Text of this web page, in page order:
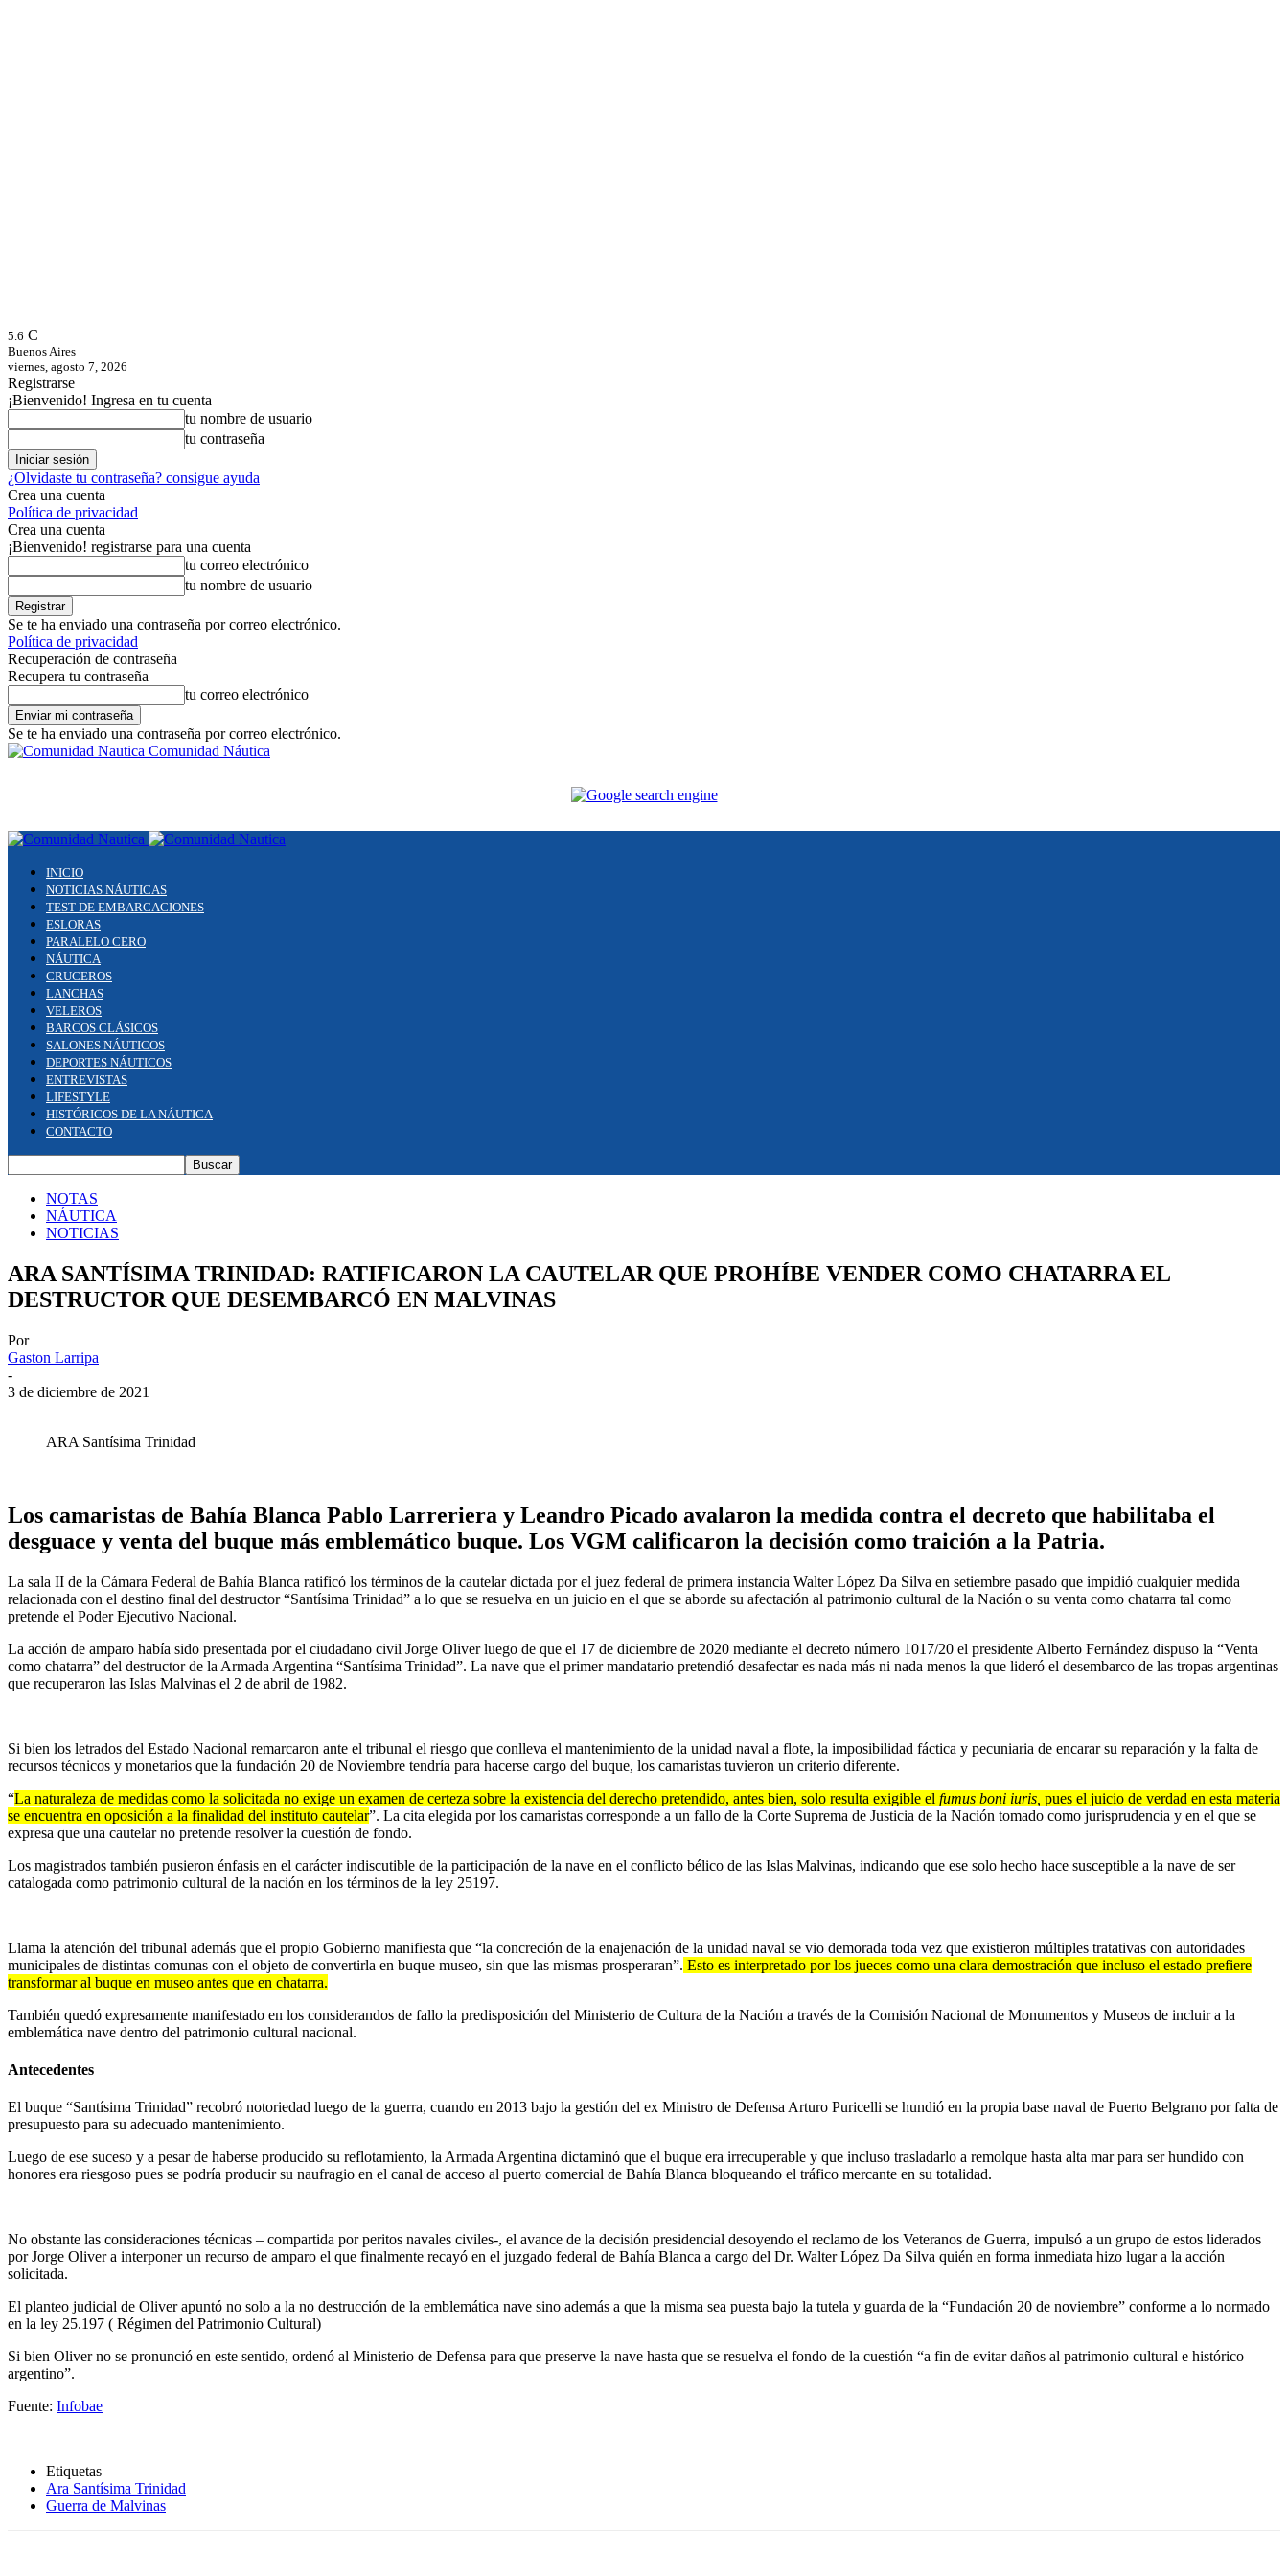
5.6 C
Buenos Aires
viernes, agosto 7, 2026
Registrarse
¡Bienvenido! Ingresa en tu cuenta
tu nombre de usuario
tu contraseña
¿Olvidaste tu contraseña? consigue ayuda
Crea una cuenta
Política de privacidad
Crea una cuenta
¡Bienvenido! registrarse para una cuenta
tu correo electrónico
tu nombre de usuario
Se te ha enviado una contraseña por correo electrónico.
Política de privacidad
Recuperación de contraseña
Recupera tu contraseña
tu correo electrónico
Se te ha enviado una contraseña por correo electrónico.
Comunidad Náutica
INICIO
NOTICIAS NÁUTICAS
TEST DE EMBARCACIONES
ESLORAS
PARALELO CERO
NÁUTICA
CRUCEROS
LANCHAS
VELEROS
BARCOS CLÁSICOS
SALONES NÁUTICOS
DEPORTES NÁUTICOS
ENTREVISTAS
LIFESTYLE
HISTÓRICOS DE LA NÁUTICA
CONTACTO
NOTAS
NÁUTICA
NOTICIAS
ARA SANTÍSIMA TRINIDAD: RATIFICARON LA CAUTELAR QUE PROHÍBE VENDER COMO CHATARRA EL
DESTRUCTOR QUE DESEMBARCÓ EN MALVINAS
Por
Gaston Larripa
-
3 de diciembre de 2021
ARA Santísima Trinidad
Los camaristas de Bahía Blanca Pablo Larreriera y Leandro Picado avalaron la medida contra el decreto que habilitaba el
desguace y venta del buque más emblemático buque. Los VGM calificaron la decisión como traición a la Patria.
La sala II de la Cámara Federal de Bahía Blanca ratificó los términos de la cautelar dictada por el juez federal de primera instancia Walter López Da Silva en setiembre pasado que impidió cualquier medida
relacionada con el destino final del destructor “Santísima Trinidad” a lo que se resuelva en un juicio en el que se aborde su afectación al patrimonio cultural de la Nación o su venta como chatarra tal como
pretende el Poder Ejecutivo Nacional.
La acción de amparo había sido presentada por el ciudadano civil Jorge Oliver luego de que el 17 de diciembre de 2020 mediante el decreto número 1017/20 el presidente Alberto Fernández dispuso la “Venta
como chatarra” del destructor de la Armada Argentina “Santísima Trinidad”. La nave que el primer mandatario pretendió desafectar es nada más ni nada menos la que lideró el desembarco de las tropas argentinas
que recuperaron las Islas Malvinas el 2 de abril de 1982.
Si bien los letrados del Estado Nacional remarcaron ante el tribunal el riesgo que conlleva el mantenimiento de la unidad naval a flote, la imposibilidad fáctica y pecuniaria de encarar su reparación y la falta de
recursos técnicos y monetarios que la fundación 20 de Noviembre tendría para hacerse cargo del buque, los camaristas tuvieron un criterio diferente.
“La naturaleza de medidas como la solicitada no exige un examen de certeza sobre la existencia del derecho pretendido, antes bien, solo resulta exigible el fumus boni iuris, pues el juicio de verdad en esta materia
se encuentra en oposición a la finalidad del instituto cautelar”. La cita elegida por los camaristas corresponde a un fallo de la Corte Suprema de Justicia de la Nación tomado como jurisprudencia y en el que se
expresa que una cautelar no pretende resolver la cuestión de fondo.
Los magistrados también pusieron énfasis en el carácter indiscutible de la participación de la nave en el conflicto bélico de las Islas Malvinas, indicando que ese solo hecho hace susceptible a la nave de ser
catalogada como patrimonio cultural de la nación en los términos de la ley 25197.
Llama la atención del tribunal además que el propio Gobierno manifiesta que “la concreción de la enajenación de la unidad naval se vio demorada toda vez que existieron múltiples tratativas con autoridades
municipales de distintas comunas con el objeto de convertirla en buque museo, sin que las mismas prosperaran”. Esto es interpretado por los jueces como una clara demostración que incluso el estado prefiere
transformar al buque en museo antes que en chatarra.
También quedó expresamente manifestado en los considerandos de fallo la predisposición del Ministerio de Cultura de la Nación a través de la Comisión Nacional de Monumentos y Museos de incluir a la
emblemática nave dentro del patrimonio cultural nacional.
Antecedentes
El buque “Santísima Trinidad” recobró notoriedad luego de la guerra, cuando en 2013 bajo la gestión del ex Ministro de Defensa Arturo Puricelli se hundió en la propia base naval de Puerto Belgrano por falta de
presupuesto para su adecuado mantenimiento.
Luego de ese suceso y a pesar de haberse producido su reflotamiento, la Armada Argentina dictaminó que el buque era irrecuperable y que incluso trasladarlo a remolque hasta alta mar para ser hundido con
honores era riesgoso pues se podría producir su naufragio en el canal de acceso al puerto comercial de Bahía Blanca bloqueando el tráfico mercante en su totalidad.
No obstante las consideraciones técnicas – compartida por peritos navales civiles-, el avance de la decisión presidencial desoyendo el reclamo de los Veteranos de Guerra, impulsó a un grupo de estos liderados
por Jorge Oliver a interponer un recurso de amparo el que finalmente recayó en el juzgado federal de Bahía Blanca a cargo del Dr. Walter López Da Silva quién en forma inmediata hizo lugar a la acción
solicitada.
El planteo judicial de Oliver apuntó no solo a la no destrucción de la emblemática nave sino además a que la misma sea puesta bajo la tutela y guarda de la “Fundación 20 de noviembre” conforme a lo normado
en la ley 25.197 ( Régimen del Patrimonio Cultural)
Si bien Oliver no se pronunció en este sentido, ordenó al Ministerio de Defensa para que preserve la nave hasta que se resuelva el fondo de la cuestión “a fin de evitar daños al patrimonio cultural e histórico
argentino”.
Fuente: Infobae
Etiquetas
Ara Santísima Trinidad
Guerra de Malvinas